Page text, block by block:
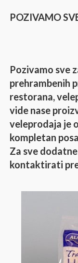
POZIVAMO
Pozivamo sve
prehrambenih
restorana,
vide nase
veleprodaja je
kompletan
Za sve
kontaktirati